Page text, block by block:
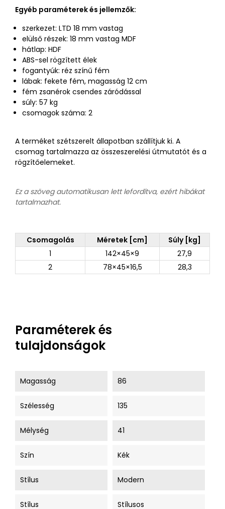
Egyéb paraméterek és jellemzők:
szerkezet: LTD 18 mm vastag
elülső részek: 18 mm vastag MDF
hátlap: HDF
ABS-sel rögzített élek
fogantyúk: réz színű fém
lábak: fekete fém, magasság 12 cm
fém zsanérok csendes záródással
súly: 57 kg
csomagok száma: 2
A terméket szétszerelt állapotban szállítjuk ki. A
csomag tartalmazza az összeszerelési útmutatót és a
rögzítőelemeket.
Ez a szöveg automatikusan lett lefordítva, ezért hibákat
tartalmazhat.
Csomagolás Méretek [cm]
Súly [kg]
1
142×45×9
27,9
2
78×45×16,5 28,3
Paraméterek és
tulajdonságok
Magasság 86
Szélesség 135
Mélység 41
Szín Kék
Stílus Modern
Stílus Stílusos